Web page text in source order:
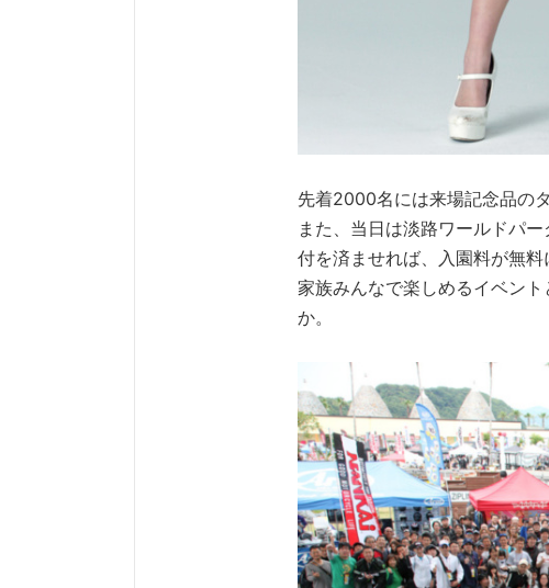
先着2000名には来場記念品の
また、当日は淡路ワールドパ
付を済ませれば、入園料が無料
家族みんなで楽しめるイベン
か。